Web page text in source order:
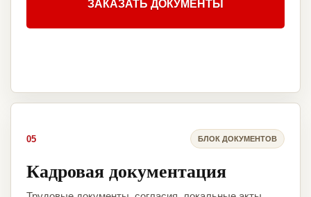
ЗАКАЗАТЬ ДОКУМЕНТЫ
05 БЛОК ДОКУМЕНТОВ
Кадровая документация